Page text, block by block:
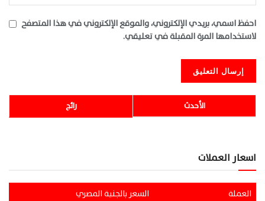
احفظ اسمي، بريدي الإلكتروني، والموقع الإلكتروني في هذا المتصفح
لاستخدامها المرة المقبلة في تعليقي.
رائج الأحدث
اسعار العملات
العملة
السعر بالجنية المصري